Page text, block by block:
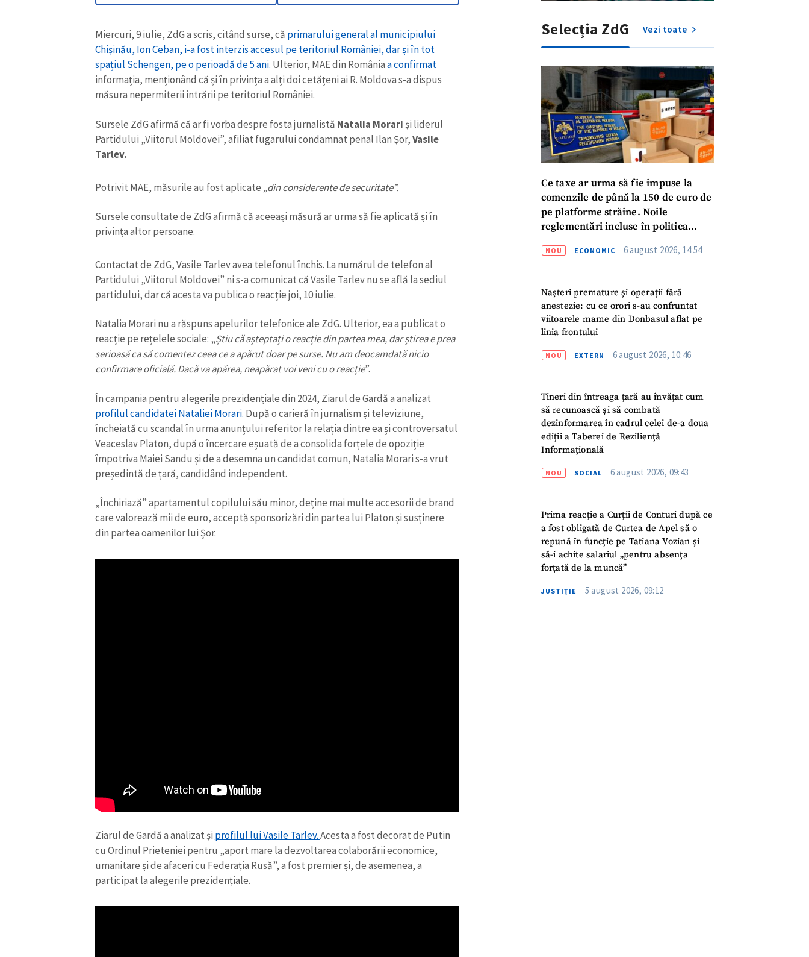
Miercuri, 9 iulie, ZdG a scris, citând surse, că primarului general al municipiului
Chișinău, Ion Ceban, i-a fost interzis accesul pe teritoriul României, dar și în tot
spațiul Schengen, pe o perioadă de 5 ani. Ulterior, MAE din Româniaa confirmat
informația, menționând că și în privința a alți doi cetățeni ai R. Moldova s-a dispus
măsura nepermiterii intrării pe teritoriul României.
Sursele ZdG afirmă că ar fi vorba despre fosta jurnalistă Natalia Morariși liderul
Partidului „Viitorul Moldovei”, afiliat fugarului condamnat penal Ilan Șor,Vasile
Tarlev.
Potrivit MAE, măsurile au fost aplicate „din considerente de securitate”.
Sursele consultate de ZdG afirmă că aceeași măsură ar urma să fie aplicată și în
privința altor persoane.
Contactat de ZdG, Vasile Tarlev avea telefonul închis. La numărul de telefon al
Partidului „Viitorul Moldovei” ni s-a comunicat că Vasile Tarlev nu se află la sediul
partidului, dar că acesta va publica o reacție joi, 10 iulie.
Natalia Morari nu a răspuns apelurilor telefonice ale ZdG. Ulterior, ea a publicat o
reacție pe rețelele sociale: „Știu că așteptați o reacție din partea mea, dar știrea e prea
serioasă ca să comentez ceea ce a apărut doar pe surse. Nu am deocamdată nicio
confirmare oficială. Dacă va apărea, neapărat voi veni cu o reacție”.
În campania pentru alegerile prezidențiale din 2024, Ziarul de Gardă a analizat
profilul candidatei Nataliei Morari. După o carieră în jurnalism și televiziune,
încheiată cu scandal în urma anunțului referitor la relația dintre ea și controversatul
Veaceslav Platon, după o încercare eșuată de a consolida forțele de opoziție
împotriva Maiei Sandu și de a desemna un candidat comun, Natalia Morari s-a vrut
președintă de țară, candidând independent.
„Închiriază” apartamentul copilului său minor, deține mai multe accesorii de brand
care valorează mii de euro, acceptă sponsorizări din partea lui Platon și susținere
din partea oamenilor lui Șor.
Ziarul de Gardă a analizat și profilul lui Vasile Tarlev.Acesta a fost decorat de Putin
cu Ordinul Prieteniei pentru „aport mare la dezvoltarea colaborării economice,
umanitare și de afaceri cu Federația Rusă”, a fost premier și, de asemenea, a
participat la alegerile prezidențiale.
Selecția ZdG Vezi toate
Ce taxe ar urma să fie impuse la
comenzile de până la 150 de euro de
pe platforme străine. Noile
reglementări incluse în politica
NOU ECONOMIC 6 august 2026, 14:54
Nașteri premature și operații fără
anestezie: cu ce orori s-au confruntat
viitoarele mame din Donbasul aflat pe
linia frontului
NOU EXTERN 6 august 2026, 10:46
Tineri din întreaga țară au învățat cum
să recunoască și să combată
dezinformarea în cadrul celei de-a doua
ediții a Taberei de Reziliență
Informațională
NOU SOCIAL 6 august 2026, 09:43
Prima reacție a Curții de Conturi după ce
a fost obligată de Curtea de Apel să o
repună în funcție pe Tatiana Vozian și
să-i achite salariul „pentru absența
forțată de la muncă”
JUSTIȚIE 5 august 2026, 09:12
ȘTIREA MEA
Fotografie + Încarcă imagine
Link media + Link media
CONTACT SURSĂ
+ Emailul meu
+ Telefon personal
TRIMITE ȘTIREA